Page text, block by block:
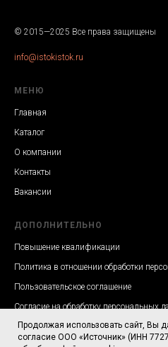
© 2015—2025 Все права защищены
info@istokistok.ru
МЕНЮ
Главная
Каталог
О компании
Контакты
Вакансии
ДОПОЛНИТЕЛЬНО
Повышение квалификации
Политика в отношении обработки
Пользовательское соглашение
Согласие на обработку персональных
Продолжая использовать сайт, Вы
согласие ООО «Источник» (ИНН